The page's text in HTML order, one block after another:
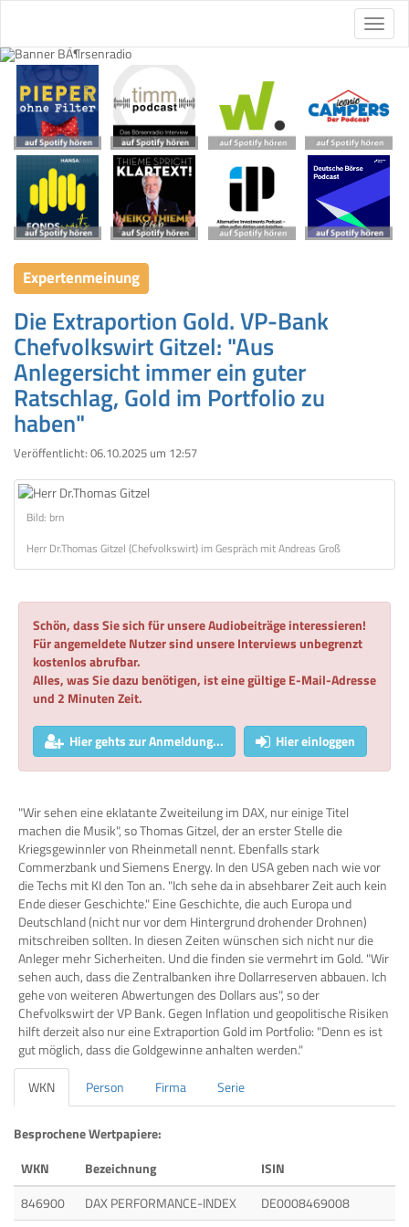
Expertenmeinung
Die Extraportion Gold. VP-Bank
Chefvolkswirt Gitzel: "Aus
Anlegersicht immer ein guter
Ratschlag, Gold im Portfolio zu
haben"
Veröffentlicht: 06.10.2025 um 12:57
Bild: brn
Herr Dr.Thomas Gitzel (Chefvolkswirt) im Gespräch mit Andreas Groß
Schön, dass Sie sich für unsere Audiobeiträge interessieren!
Für angemeldete Nutzer sind unsere Interviews unbegrenzt
kostenlos abrufbar.
Alles, was Sie dazu benötigen, ist eine gültige E-Mail-Adresse
und 2 Minuten Zeit.
Hier gehts zur Anmeldung... Hier einloggen
"Wir sehen eine eklatante Zweiteilung im DAX, nur einige Titel
machen die Musik", so Thomas Gitzel, der an erster Stelle die
Kriegsgewinnler von Rheinmetall nennt. Ebenfalls stark
Commerzbank und Siemens Energy. In den USA geben nach wie vor
die Techs mit KI den Ton an. "Ich sehe da in absehbarer Zeit auch kein
Ende dieser Geschichte." Eine Geschichte, die auch Europa und
Deutschland (nicht nur vor dem Hintergrund drohender Drohnen)
mitschreiben sollten. In diesen Zeiten wünschen sich nicht nur die
Anleger mehr Sicherheiten. Und die finden sie vermehrt im Gold. "Wir
sehen auch, dass die Zentralbanken ihre Dollarreserven abbauen. Ich
gehe von weiteren Abwertungen des Dollars aus", so der
Chefvolkswirt der VP Bank. Gegen Inflation und geopolitische Risiken
hilft derzeit also nur eine Extraportion Gold im Portfolio: "Denn es ist
gut möglich, dass die Goldgewinne anhalten werden."
WKN
Person Firma Serie
Besprochene Wertpapiere:
WKN
Bezeichnung
ISIN
846900
DAX PERFORMANCE-INDEX DE0008469008